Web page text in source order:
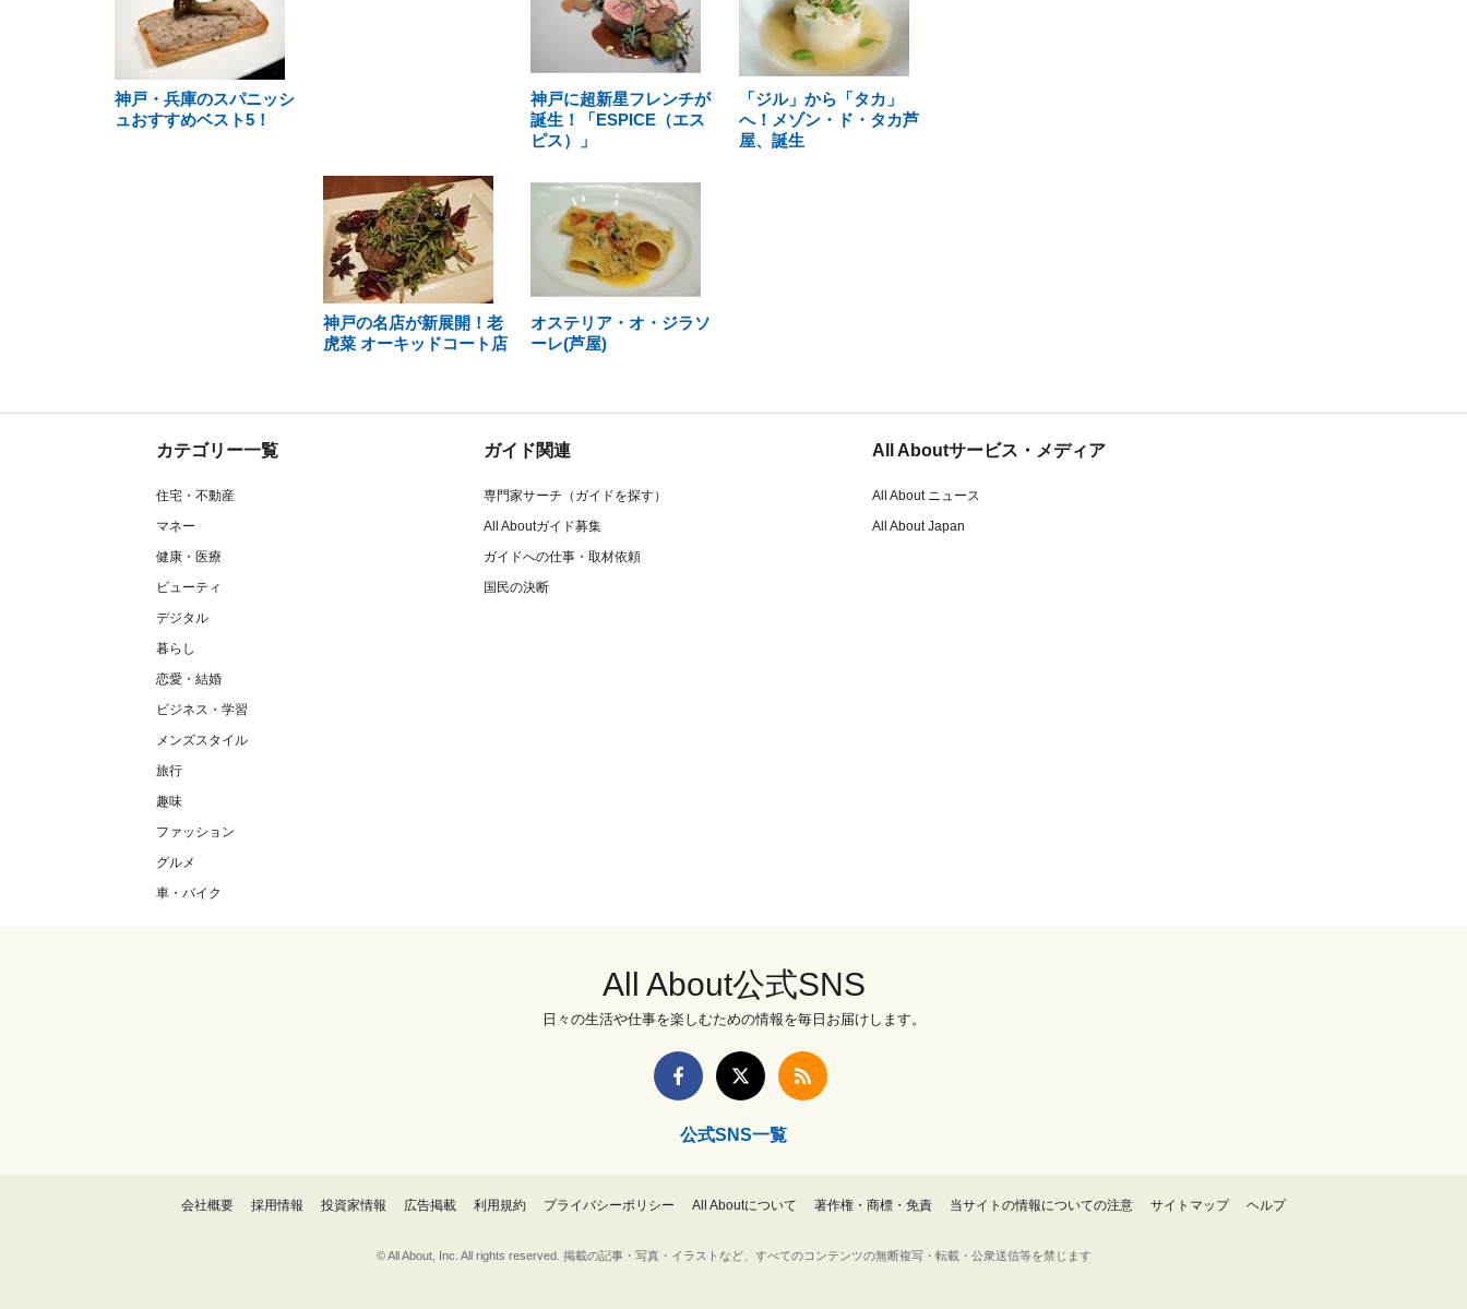
神戸・兵庫のスパニッシ
ュおすすめベスト5！
神戸に超新星フレンチが
誕生！「ESPICE（エス
ピス）」
「ジル」から「タカ」
へ！メゾン・ド・タカ芦
屋、誕生
神戸の名店が新展開！老
虎菜 オーキッドコート店
オステリア・オ・ジラソ
ーレ(芦屋)
カテゴリー一覧
住宅・不動産
マネー
健康・医療
ビューティ
デジタル
暮らし
恋愛・結婚
ビジネス・学習
メンズスタイル
旅行
趣味
ファッション
グルメ
車・バイク
ガイド関連
専門家サーチ（ガイドを探す）
All Aboutガイド募集
ガイドへの仕事・取材依頼
国民の決断
All Aboutサービス・メディア
All About ニュース
All About Japan
All About公式SNS
日々の生活や仕事を楽しむための情報を毎日お届けします。
公式SNS一覧
会社概要 採用情報 投資家情報 広告掲載 利用規約 プライバシーポリシー All Aboutについて 著作権・商標・免責 当サイトの情報についての注意 サイトマップ ヘルプ
© All About, Inc. All rights reserved. 掲載の記事・写真・イラストなど、すべてのコンテンツの無断複写・転載・公衆送信等を禁じます